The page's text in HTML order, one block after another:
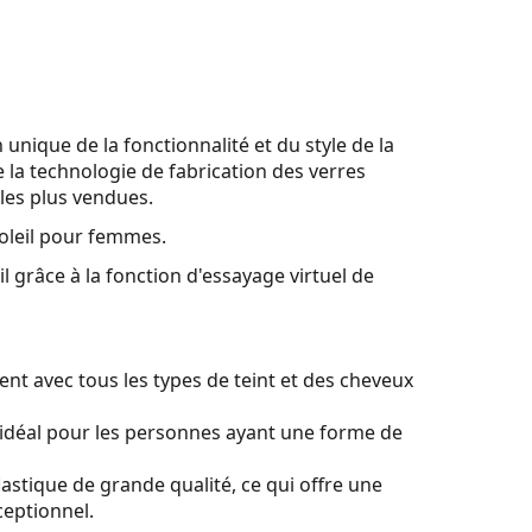
de la fonctionnalité et du style de la
technologie de fabrication des verres
plus vendues.
pour femmes.
grâce à la fonction d'essayage virtuel de
avec tous les types de teint et des cheveux
pour les personnes ayant une forme de
de grande qualité, ce qui offre une